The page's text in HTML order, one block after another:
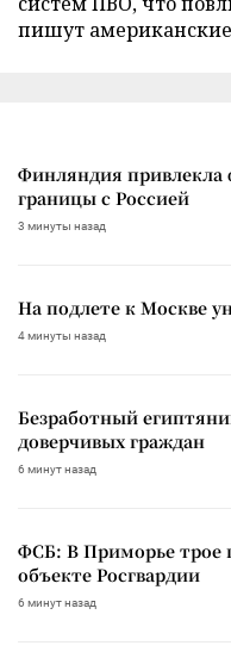
пишут
Финляндия привлекла
границы с Россией
3 минуты назад
На подлете к Москве
4 минуты назад
Безработный
доверчивых граждан
6 минут назад
ФСБ: В Приморье трое
объекте Росгвардии
6 минут назад